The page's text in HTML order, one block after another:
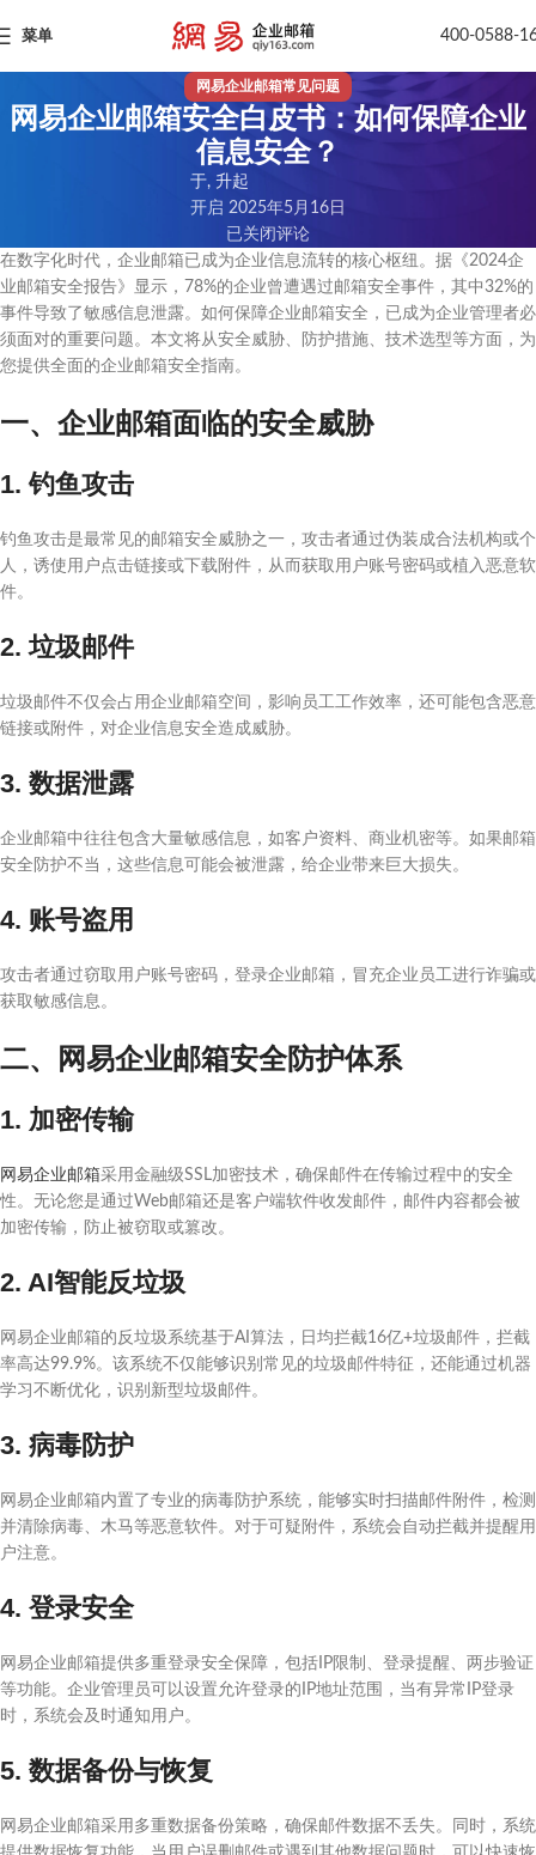
菜单 400-0588-
网易企业邮箱常见问题
网易企业邮箱安全白皮书：如何保障企业
信息安全？
于, 升起
开启 2025年5月16日
已关闭评论
在数字化时代，企业邮箱已成为企业信息流转的核心枢纽。据《2024企
业邮箱安全报告》显示，78%的企业曾遭遇过邮箱安全事件，其中32%的
事件导致了敏感信息泄露。如何保障企业邮箱安全，已成为企业管理者必
须面对的重要问题。本文将从安全威胁、防护措施、技术选型等方面，为
您提供全面的企业邮箱安全指南。
一、企业邮箱面临的安全威胁
1. 钓鱼攻击
钓鱼攻击是最常见的邮箱安全威胁之一，攻击者通过伪装成合法机构或个
人，诱使用户点击链接或下载附件，从而获取用户账号密码或植入恶意软
件。
2. 垃圾邮件
垃圾邮件不仅会占用企业邮箱空间，影响员工工作效率，还可能包含恶意
链接或附件，对企业信息安全造成威胁。
3. 数据泄露
企业邮箱中往往包含大量敏感信息，如客户资料、商业机密等。如果邮箱
安全防护不当，这些信息可能会被泄露，给企业带来巨大损失。
4. 账号盗用
攻击者通过窃取用户账号密码，登录企业邮箱，冒充企业员工进行诈骗或
获取敏感信息。
二、网易企业邮箱安全防护体系
1. 加密传输
网易企业邮箱采用金融级SSL加密技术，确保邮件在传输过程中的安全
性。无论您是通过Web邮箱还是客户端软件收发邮件，邮件内容都会被
加密传输，防止被窃取或篡改。
2. AI智能反垃圾
网易企业邮箱的反垃圾系统基于AI算法，日均拦截16亿+垃圾邮件，拦截
率高达99.9%。该系统不仅能够识别常见的垃圾邮件特征，还能通过机器
学习不断优化，识别新型垃圾邮件。
3. 病毒防护
网易企业邮箱内置了专业的病毒防护系统，能够实时扫描邮件附件，检测
并清除病毒、木马等恶意软件。对于可疑附件，系统会自动拦截并提醒用
户注意。
4. 登录安全
网易企业邮箱提供多重登录安全保障，包括IP限制、登录提醒、两步验证
等功能。企业管理员可以设置允许登录的IP地址范围，当有异常IP登录
时，系统会及时通知用户。
5. 数据备份与恢复
网易企业邮箱采用多重数据备份策略，确保邮件数据不丢失。同时，系统